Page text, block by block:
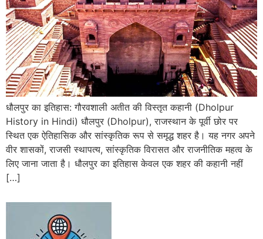
धौलपुर का इतिहास: गौरवशाली अतीत की विस्तृत कहानी (Dholpur
History in Hindi) धौलपुर (Dholpur), राजस्थान के पूर्वी छोर पर
स्थित एक ऐतिहासिक और सांस्कृतिक रूप से समृद्ध शहर है। यह नगर अपने
वीर शासकों, राजसी स्थापत्य, सांस्कृतिक विरासत और राजनीतिक महत्व के
लिए जाना जाता है। धौलपुर का इतिहास केवल एक शहर की कहानी नहीं
[…]